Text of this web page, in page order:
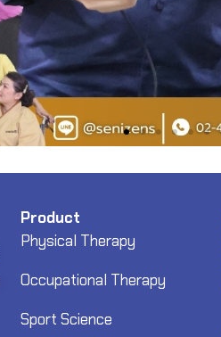
Product
Physical Therapy
Occupational Therapy
Sport Science